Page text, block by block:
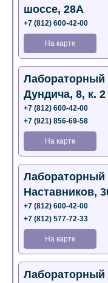
шоссе, 28А
+7 (812) 600-42-00
На карте
Лабораторный
Дундича, 8, к. 2
+7 (812) 600-42-00
+7 (921) 856-69-58
На карте
Лабораторный
Наставников,
+7 (812) 600-42-00
+7 (812) 577-72-33
На карте
Лабораторный